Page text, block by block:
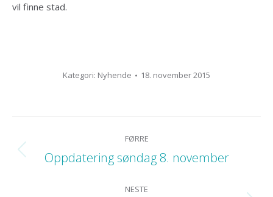
vil finne stad.
Kategori: Nyhende 18. november 2015
NAVIGATION
FØRRE
Previous
Oppdatering søndag 8. november
NESTE